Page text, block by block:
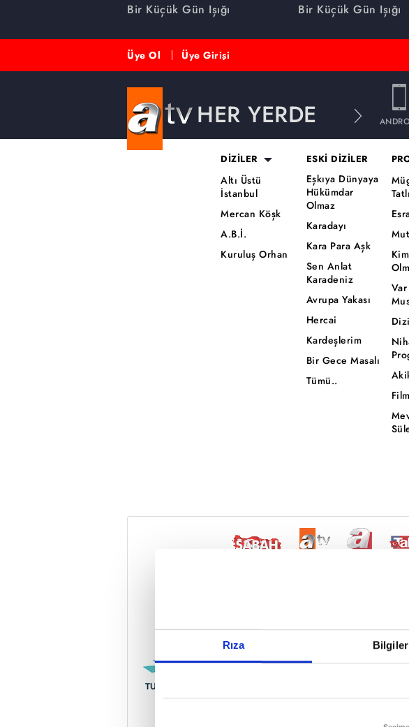
Rıza Bilgiler
Reddet
Bir Küçük Gün Işığı
Bir Küçük Gün Işığı
Üye Ol Üye Girişi
HER YERDE
DİZİLER
Altı Üstü
İstanbul
Mercan Köşk
A.B.İ.
Kuruluş Orhan
ESKİ DİZİLER
Eşkıya Dünyaya
Hükümdar
Olmaz
Karadayı
Kara Para Aşk
Sen Anlat
Karadeniz
Avrupa Yakası
Hercai
Kardeşlerim
Bir Gece Masalı
Tümü..
Var